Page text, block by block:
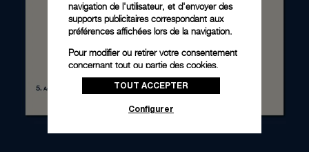
navigation de l'utilisateur, et d'envoyer des
supports publicitaires correspondant aux
préférences affichées lors de la navigation.
Pour modifier ou retirer votre consentement
concernant tout ou partie des cookies,
cliquez sur « Configurer » ou consultez notre
politique des cookiespour obtenir plus
donnez votre consentement pour l’utilisation
TOUT ACCEPTER
Configurer